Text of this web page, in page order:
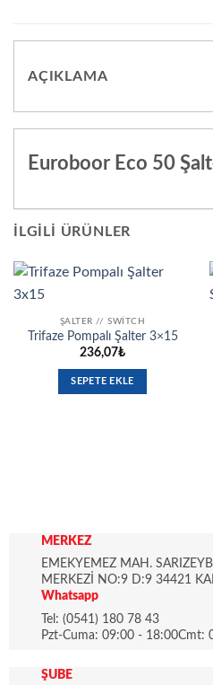
AÇIKLAMA
Euroboor Eco 50
İLGILI ÜRÜNLER
ŞALTER // SWITCH
Trifaze Pompalı Şalter 3×15
236,07₺
SEPETE EKLE
MERKEZ
EMEKYEMEZ MAH.
MERKEZİ NO:9 D:9 34421
Whatsapp
Tel: (0541) 180 78 43
Pzt-Cuma: 09:00 - 18:00Cmt:
ŞUBE